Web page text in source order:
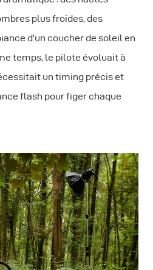
plus froides, des
d’un coucher de soleil en
temps, le pilote évoluait à
un timing précis et
flash pour figer chaque